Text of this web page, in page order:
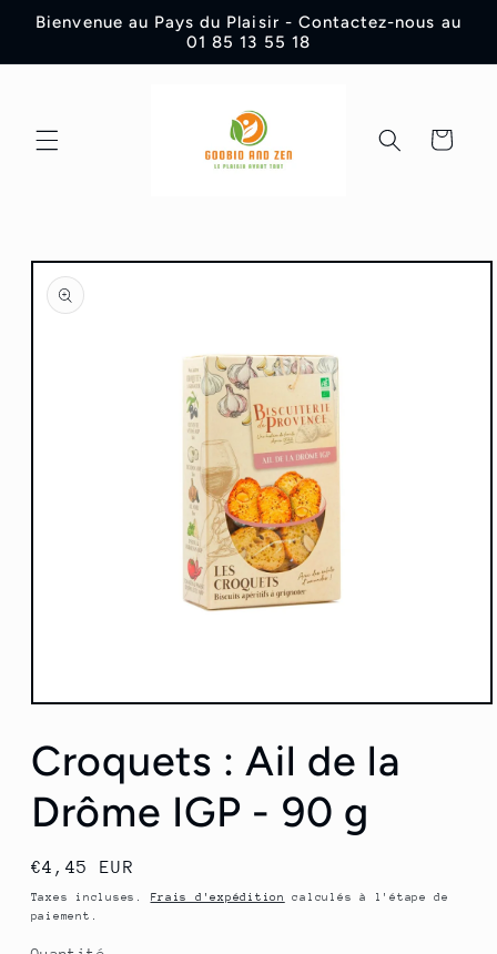
passer
contenu
Bienvenue au Pays du Plaisir - Contactez-nous au
01 85 13 55 18
Panier
Passer aux
informations
produits
Ouvrir
média
1
dans
fenêtre
modale
Croquets : Ail de la
Drôme IGP - 90 g
Prix
habituel
€4,45 EUR
Taxes incluses. Frais d'expédition
calculés à l'étape de
paiement.